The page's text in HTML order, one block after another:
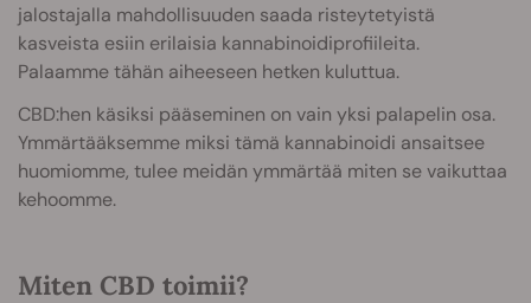
jalostajalla mahdollisuuden saada risteytetyistä
kasveista esiin erilaisia kannabinoidiprofiileita.
Palaamme tähän aiheeseen hetken kuluttua.
CBD:hen käsiksi pääseminen on vain yksi palapelin osa.
Ymmärtääksemme miksi tämä kannabinoidi ansaitsee
huomiomme, tulee meidän ymmärtää miten se vaikuttaa
kehoomme.
Miten CBD toimii?